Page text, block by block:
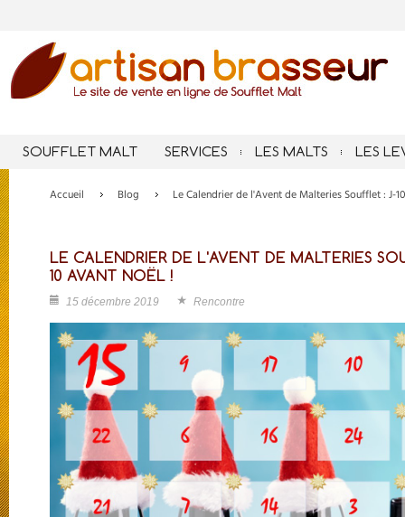
SOUFFLET MALT SERVICES LES MALTS LES
Accueil Blog Le Calendrier de l'Avent de Malteries Soufflet : J-
LE CALENDRIER DE L'AVENT DE MALTERIES
10 AVANT NOËL !
15 décembre 2019 Rencontre